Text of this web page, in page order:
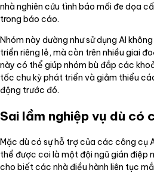
nhà nghiên cứu tình báo mối đe dọa
trong báo cáo.
Nhóm này dường như sử dụng AI
triển riêng lẻ, mà còn trên nhiều giai
này có thể giúp nhóm bù đắp các
tốc chu kỳ phát triển và giảm thiểu
động trước đó.
Sai lầm nghiệp vụ dù có
Mặc dù có sự hỗ trợ của các công cụ
thể được coi là một đội ngũ gián điệp
cho biết các nhà điều hành liên tục